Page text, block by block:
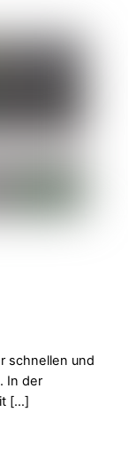
schnellen und
In der
[…]